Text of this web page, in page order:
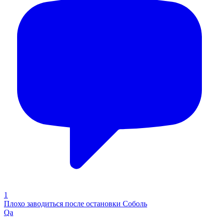
1
Плохо заводиться после остановки Соболь
Qa